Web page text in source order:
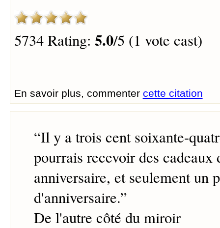
5734 Rating: 5.0/5 (1 vote cast)
En savoir plus, commenter cette citation
“Il y a trois cent soixante-
pourrais recevoir des cadeaux
anniversaire, et seulement un
d'anniversaire.”
De l'autre côté du miroir